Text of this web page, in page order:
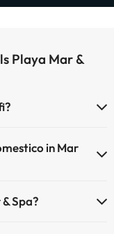
Playa Mar &
in Mar
Spa?